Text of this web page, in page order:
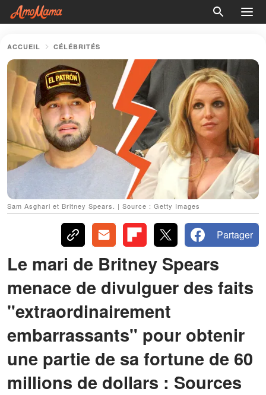
ACCUEIL CÉLÉBRITÉS
Sam Asghari et Britney Spears. | Source : Getty Images
Partager
Le mari de Britney Spears
menace de divulguer des faits
"extraordinairement
embarrassants" pour obtenir
une partie de sa fortune de 60
millions de dollars : Sources